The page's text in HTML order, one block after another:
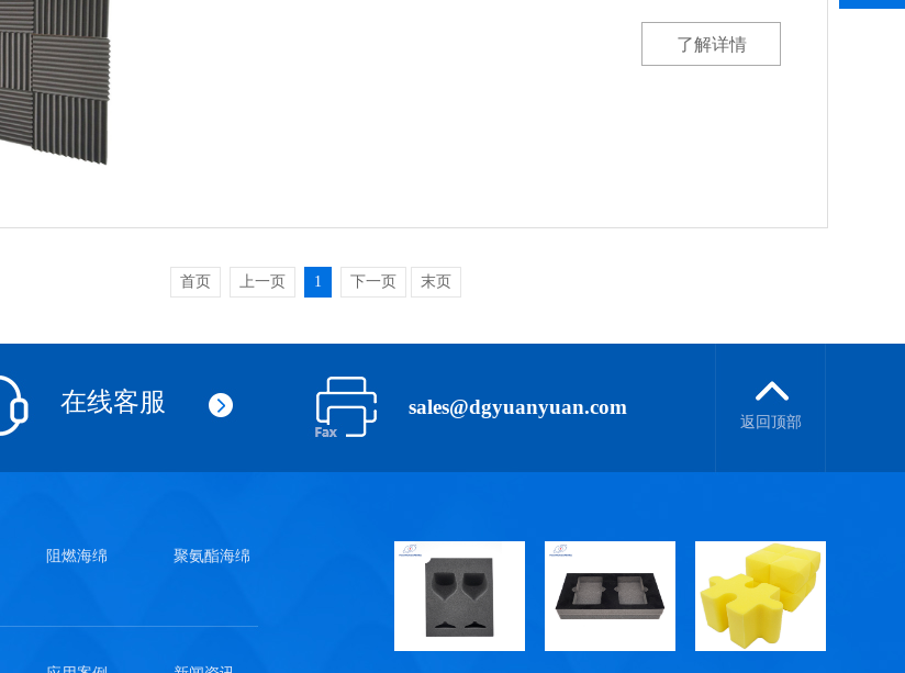
了解详情
首页 上一页 1 下一页 末页
在线客服 sales@dgyuanyuan.com
返回顶部
阻燃海绵
聚氨酯海绵